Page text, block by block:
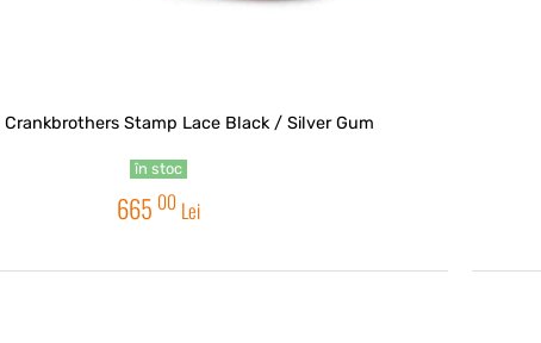
Stamp Lace Black / Silver Gum
în stoc
665 00 Lei